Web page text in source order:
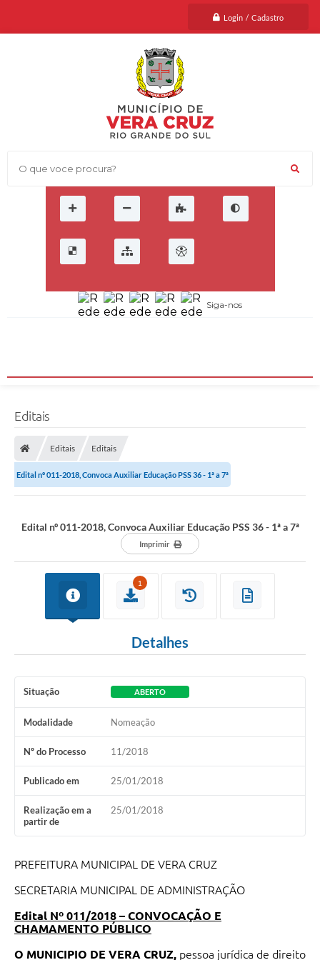
Login / Cadastro
O que voce procura?
Siga-nos
Editais
Editais Editais
Edital nº 011-2018, Convoca Auxiliar Educação PSS 36 - 1ª a 7ª
Edital nº 011-2018, Convoca Auxiliar Educação PSS 36 - 1ª a 7ª
Imprimir
1
Detalhes
Situação ABERTO
Modalidade Nomeação
Nº do Processo 11/2018
Publicado em 25/01/2018
Realização em a
partir de
25/01/2018
PREFEITURA MUNICIPAL DE VERA CRUZ
SECRETARIA MUNICIPAL DE ADMINISTRAÇÃO
Edital Nº 011/2018 – CONVOCAÇÃO E
CHAMAMENTO PÚBLICO
O MUNICIPIO DE VERA CRUZ, pessoa jurídica de direito